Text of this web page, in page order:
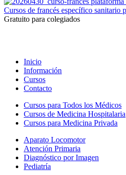
Cursos de francés específico sanitario
Gratuito para colegiados
Inicio
Información
Cursos
Contacto
Cursos para Todos los Médicos
Cursos de Medicina Hospitalaria
Cursos para Medicina Privada
Aparato Locomotor
Atención Primaria
Diagnóstico por Imagen
Pediatría